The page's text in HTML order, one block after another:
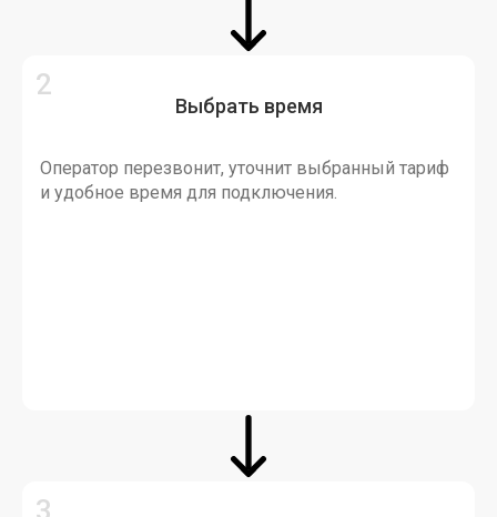
Выбрать время
Оператор перезвонит, уточнит выбранный тариф
и удобное время для подключения.